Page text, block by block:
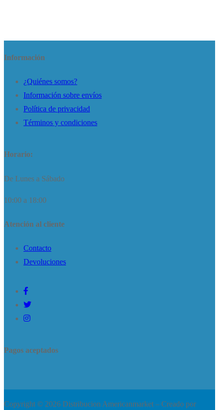
Información
¿Quiénes somos?
Información sobre envíos
Política de privacidad
Términos y condiciones
Horario:
De Lunes a Sábado
10:00 a 18:00
Atención al cliente
Contacto
Devoluciones
Pagos aceptados
Copyright © 2026 Distribucion Americanmarket – Creado por